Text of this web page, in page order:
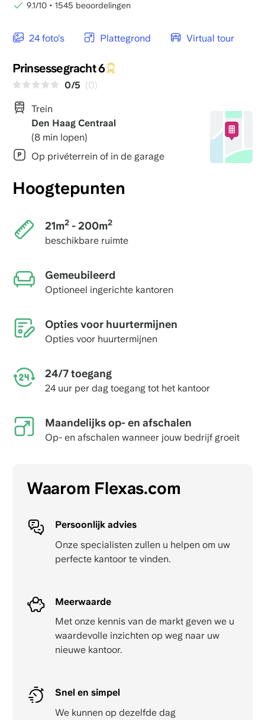
24 foto's Plattegrond Virtual tour
Prinsessegracht 6
0/5 (0)
Trein
Den Haag Centraal
(8 min lopen)
Op privéterrein of in de garage
Hoogtepunten
21m2- 200m2
beschikbare ruimte
Gemeubileerd
Optioneel ingerichte kantoren
Opties voor huurtermijnen
Opties voor huurtermijnen
24/7 toegang
24 uur per dag toegang tot het kantoor
Maandelijks op- en afschalen
Op- en afschalen wanneer jouw bedrijf groeit
Waarom Flexas.com
Persoonlijk advies
Onze specialisten zullen u helpen om uw
perfecte kantoor te vinden.
Meerwaarde
Met onze kennis van de markt geven we u
waardevolle inzichten op weg naar uw
nieuwe kantoor.
Snel en simpel
We kunnen op dezelfde dag
9.1/10 • 1545 beoordelingen